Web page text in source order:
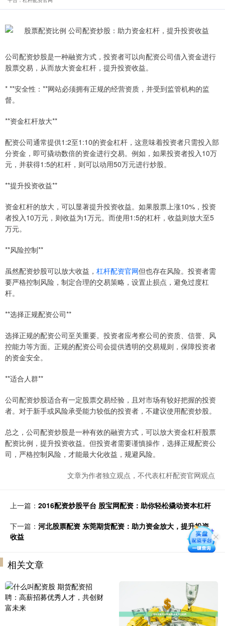
公司配资炒股是一种融资方式，投资者可以向配资公司借入资金进行
股票交易，从而放大资金杠杆，提升投资收益。
* **安全性：**网站必须拥有正规的经营资质，并受到监管机构的监
督。
**资金杠杆放大**
配资公司通常提供1:2至1:10的资金杠杆，这意味着投资者只需投入部
分资金，即可撬动数倍的资金进行交易。例如，如果投资者投入10万
元，并获得1:5的杠杆，则可以动用50万元进行炒股。
**提升投资收益**
资金杠杆的放大，可以显著提升投资收益。如果股票上涨10%，投资
者投入10万元，则收益为1万元。而使用1:5的杠杆，收益则放大至5
万元。
**风险控制**
虽然配资炒股可以放大收益， 杠杆配资官网但也存在风险。投资者需
要严格控制风险，制定合理的交易策略，设置止损点，避免过度杠
杆。
**选择正规配资公司**
选择正规的配资公司至关重要。投资者应考察公司的资质、信誉、风
控能力等方面。正规的配资公司会提供透明的交易规则，保障投资者
的资金安全。
**适合人群**
公司配资炒股适合有一定股票交易经验，且对市场有较好把握的投资
者。对于新手或风险承受能力较低的投资者，不建议使用配资炒股。
总之，公司配资炒股是一种有效的融资方式，可以放大资金杠杆股票
配资比例，提升投资收益。但投资者需要谨慎操作，选择正规配资公
司，严格控制风险，才能最大化收益，规避风险。
文章为作者独立观点，不代表杠杆配资官网观点
上一篇： 2016配资炒股平台 股宝网配资：助你轻松撬动资本杠杆
下一篇： 河北股票配资 东莞期货配资：助力资金放大，提升投资
收益
相关文章